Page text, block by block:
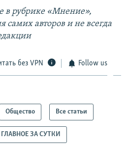
в рубрике «Мнение»,
самих авторов и не всегда
без VPN Follow us
Общество Все статьи
ГЛАВНОЕ ЗА СУТКИ